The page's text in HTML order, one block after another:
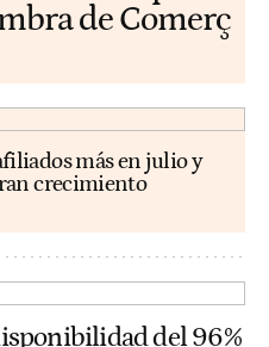
de Comerç
más en julio y
crecimiento
del 96%